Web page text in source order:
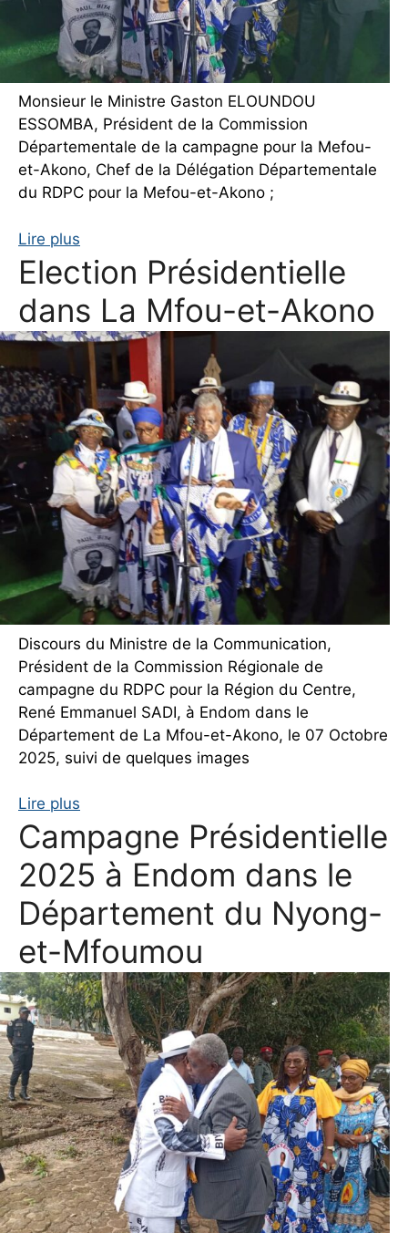
Monsieur le Ministre Gaston ELOUNDOU
ESSOMBA, Président de la Commission
Départementale de la campagne pour la Mefou-
et-Akono, Chef de la Délégation Départementale
du RDPC pour la Mefou-et-Akono ;
Lire plus
Election Présidentielle
dans La Mfou-et-Akono
Discours du Ministre de la Communication,
Président de la Commission Régionale de
campagne du RDPC pour la Région du Centre,
René Emmanuel SADI, à Endom dans le
Département de La Mfou-et-Akono, le 07 Octobre
2025, suivi de quelques images
Lire plus
Campagne Présidentielle
2025 à Endom dans le
Département du Nyong-
et-Mfoumou